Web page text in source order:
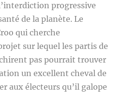
progressive
de la planète. Le
qui cherche
sur lequel les partis de
pas pourrait trouver
un excellent cheval de
aux électeurs qu’il galope